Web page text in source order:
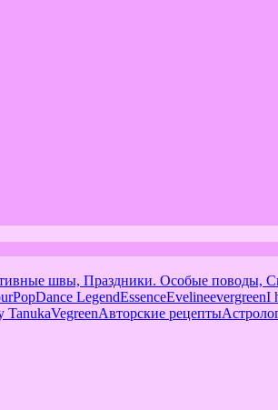
швы, Праздники. Особые поводы,
Dance LegendEssenceEvelineevergreenI
TanukaVegreenАвторские рецепты